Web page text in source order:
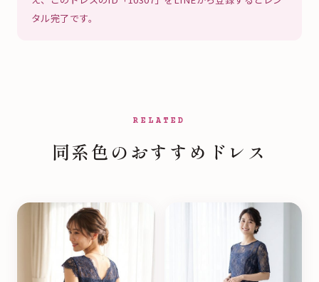
タル完了です。
RELATED
同系色のおすすめドレス